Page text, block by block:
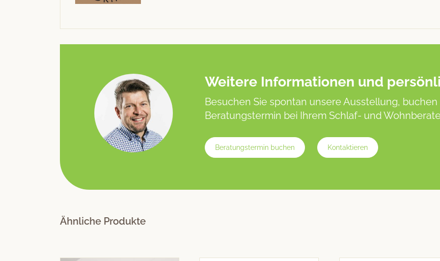
Weitere Informationen und
Besuchen Sie spontan unsere Ausstellung,
Beratungstermin bei Ihrem Schlaf- und
Beratungstermin buchen Kontaktieren
Ähnliche Produkte